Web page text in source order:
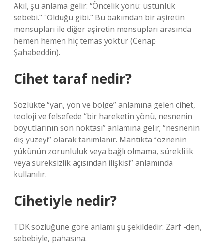
Akıl, şu anlama gelir: “Öncelik yönü: üstünlük
sebebi.” “Olduğu gibi.” Bu bakımdan bir aşiretin
mensupları ile diğer aşiretin mensupları arasında
hemen hemen hiç temas yoktur (Cenap
Şahabeddin).
Cihet taraf nedir?
Sözlükte “yan, yön ve bölge” anlamına gelen cihet,
teoloji ve felsefede “bir hareketin yönü, nesnenin
boyutlarının son noktası” anlamına gelir; “nesnenin
dış yüzeyi” olarak tanımlanır. Mantıkta “öznenin
yükünün zorunluluk veya bağlı olmama, süreklilik
veya süreksizlik açısından ilişkisi” anlamında
kullanılır.
Cihetiyle nedir?
TDK sözlüğüne göre anlamı şu şekildedir: Zarf -den,
sebebiyle, pahasına.